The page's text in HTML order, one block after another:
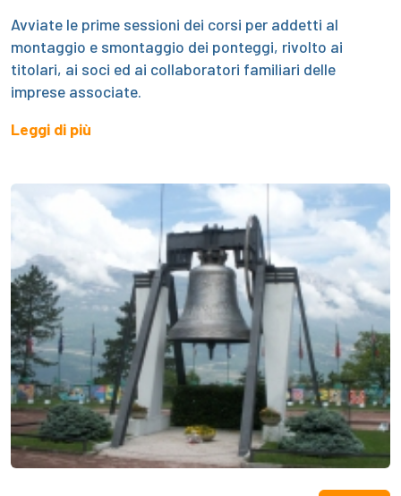
Avviate le prime sessioni dei corsi per addetti al
montaggio e smontaggio dei ponteggi, rivolto ai
titolari, ai soci ed ai collaboratori familiari delle
imprese associate.
Leggi di più